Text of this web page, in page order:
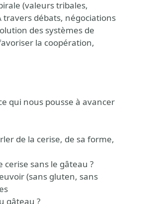
(valeurs tribales,
débats, négociations
des systèmes de
la coopération,
qui nous pousse à avancer
de la cerise, de sa forme,
sans le gâteau ?
(sans gluten, sans
gâteau ?